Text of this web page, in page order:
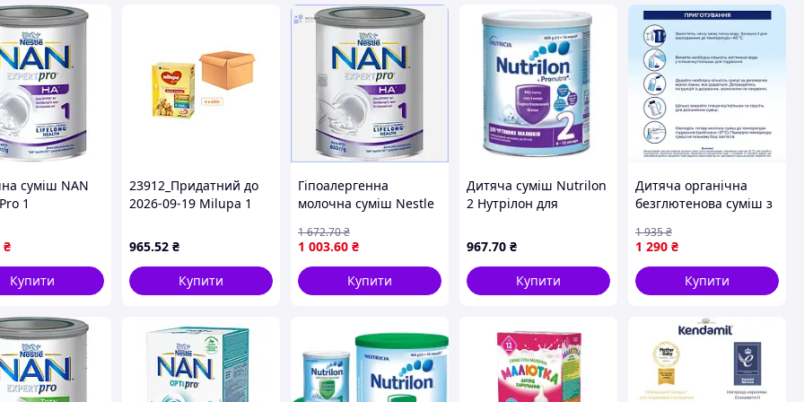
суміш NAN
1
народження
з
₴
Купити
23912_Придатний до
2026-09-19 Milupa 1
народження (4Х600г)
(Мілупа)
965.52 ₴
Купити
Гіпоалергенна
молочна суміш Nestle
800г для малюків від
народження до 6
місяців МШоп1
1 003.60 ₴
1 672.70₴
Купити
Дитяча суміш Nutrilon
2 Нутрілон для
г (8718117612796) MDR
967.70 ₴
Купити
Дитяча органічна
безглютенова суміш з
імунітету 600 г FLAME
1 290 ₴
1 935₴
Купити